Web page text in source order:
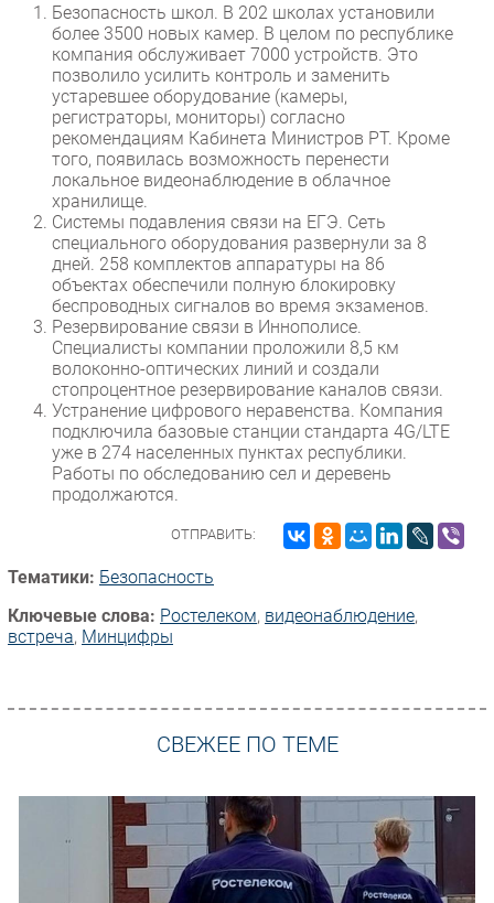
Гаджеты
Здоровье
РАЗДЕЛЫ
Новости
Аналитика
Интервью
Мероприятия
Проекты
IT класс
Тестовый стенд
Каталог компаний
Безопасность школ. В 202 школах установили
более 3500 новых камер. В целом по республике
компания обслуживает 7000 устройств. Это
позволило усилить контроль и заменить
устаревшее оборудование (камеры,
регистраторы, мониторы) согласно
рекомендациям Кабинета Министров РТ. Кроме
того, появилась возможность перенести
локальное видеонаблюдение в облачное
хранилище.
Системы подавления связи на ЕГЭ. Сеть
специального оборудования развернули за 8
дней. 258 комплектов аппаратуры на 86
объектах обеспечили полную блокировку
беспроводных сигналов во время экзаменов.
Резервирование связи в Иннополисе.
Специалисты компании проложили 8,5 км
волоконно-оптических линий и создали
стопроцентное резервирование каналов связи.
Устранение цифрового неравенства. Компания
подключила базовые станции стандарта 4G/LTE
уже в 274 населенных пунктах республики.
Работы по обследованию сел и деревень
продолжаются.
ОТПРАВИТЬ:
Тематики: Безопасность
Ключевые слова: Ростелеком, видеонаблюдение,
встреча, Минцифры
СВЕЖЕЕ ПО ТЕМЕ